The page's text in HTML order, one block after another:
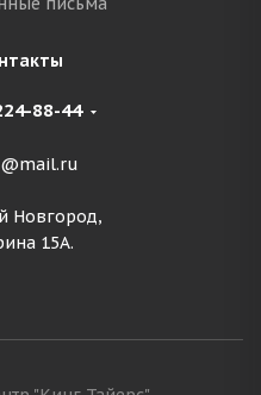
88-44
Новгород,
15А.